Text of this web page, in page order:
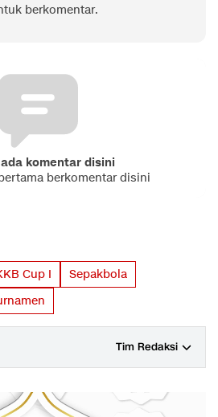
berkomentar.
komentar disini
berkomentar disini
Cup I
Sepakbola
Tim Redaksi